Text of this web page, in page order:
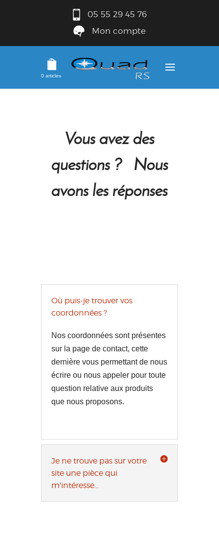
05 55 29 45 76
Mon compte
0 articles
Vous avez des
questions ? Nous
avons les réponses
Où puis-je trouver vos
coordonnées ?
Nos coordonnées sont présentes
sur la page de contact, cette
dernière vous permettant de nous
écrire ou nous appeler pour toute
question relative aux produits
que nous proposons.
Je ne trouve pas sur votre
site une pièce qui
m'intéresse...